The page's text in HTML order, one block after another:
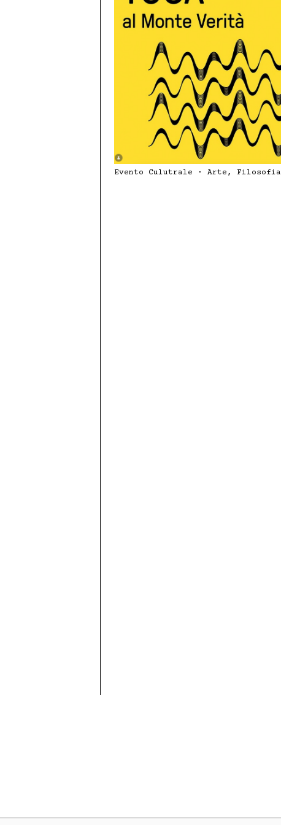
Restaurant
Mariages & Banquets
Evento Culutrale · Arte, Filosofia